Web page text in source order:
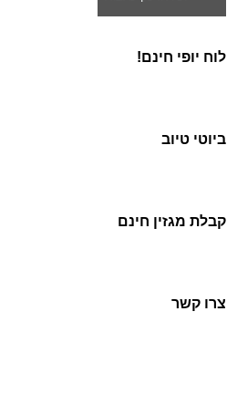
לוח יופי חינם!
ביוטי טיוב
קבלת מגזין חינם
צרו קשר